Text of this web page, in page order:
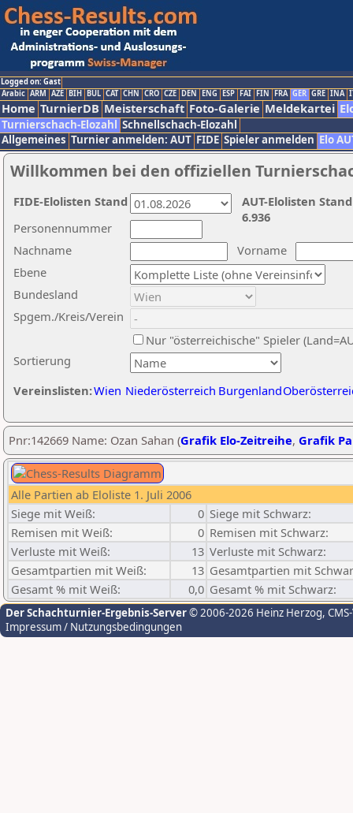
Logged on: Gast
Arabic ARM AZE BIH BUL CAT CHN CRO CZE DEN ENG ESP FAI FIN FRA GER GRE INA
Home TurnierDB Meisterschaft Foto-Galerie Meldekartei
Turnierschach-Elozahl Schnellschach-Elozahl
Allgemeines Turnier anmelden: AUT FIDE Spieler anmelden Elo
Willkommen bei den offiziellen
Nachname
Vorname
Ebene
Sortierung
Personennummer
Bundesland
Spgem./Kreis/Verein
Nur "österreichische" Spieler
Vereinslisten:Wien Niederösterreich Burgenland
AUT-Elolisten
6.936
FIDE-Elolisten Stand
Pnr:142669 Name: Ozan Sahan (Grafik Elo-Zeitreihe, Grafik
Alle Partien ab Eloliste 1. Juli 2006
Siege mit Weiß:
0 Siege mit Schwarz:
Remisen mit Weiß:
0 Remisen mit Schwarz:
Verluste mit Weiß:
13 Verluste mit Schwarz:
Gesamtpartien mit Weiß:
13 Gesamtpartien mit
Gesamt % mit Weiß:
0,0 Gesamt % mit Schwarz:
Der Schachturnier-Ergebnis-Server© 2006-2026 Heinz Herzog,
Impressum / Nutzungsbedingungen